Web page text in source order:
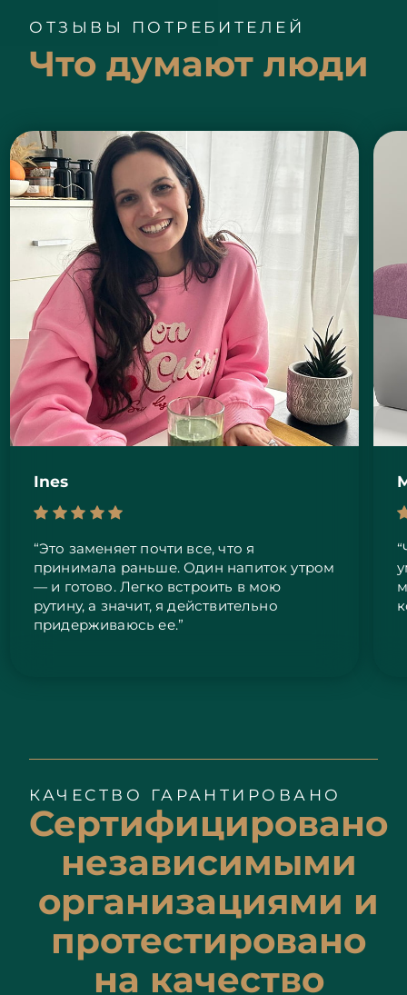
ОТЗЫВЫ ПОТРЕБИТЕЛЕЙ
Что думают люди
Ines
“Это заменяет почти все, что я
принимала раньше. Один напиток утром
— и готово. Легко встроить в мою
рутину, а значит, я действительно
придерживаюсь ее.”
КАЧЕСТВО ГАРАНТИРОВАНО
Сертифицировано
независимыми
организациями и
протестировано
на качество